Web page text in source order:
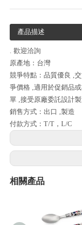
產品描述
. 歡迎洽詢
原產地：台灣
競爭特點：品質優良 ,
爭價格 ,適用於促銷品
單 ,接受原廠委託設計
銷售方式：出口 ,製造
付款方式：T/T，L/C
相關產品